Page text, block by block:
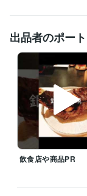
ライフスタイル・
職歴
病院 2016年3月 ~
タウンドクター株式
個人事業 2022年
受賞歴
管理栄養士の時間
スを整える 90%ス
の黄金律 毎日が楽
ンママ　離乳食づ
身　小松菜×油揚げ
出品者のポー
飲食店や商品PR